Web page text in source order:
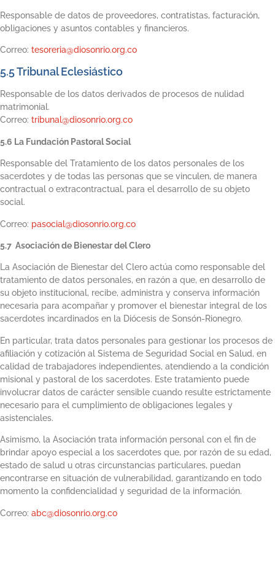
Responsable de datos de proveedores, contratistas, facturación,
obligaciones y asuntos contables y financieros.
Correo: tesoreria@diosonrio.org.co
5.5 Tribunal Eclesiástico
Responsable de los datos derivados de procesos de nulidad
matrimonial.
Correo: tribunal@diosonrio.org.co
5.6 La Fundación Pastoral Social
Responsable del Tratamiento de los datos personales de los
sacerdotes y de todas las personas que se vinculen, de manera
contractual o extracontractual, para el desarrollo de su objeto
social.
Correo: pasocial@diosonrio.org.co
5.7 Asociación de Bienestar del Clero
La Asociación de Bienestar del Clero actúa como responsable del
tratamiento de datos personales, en razón a que, en desarrollo de
su objeto institucional, recibe, administra y conserva información
necesaria para acompañar y promover el bienestar integral de los
sacerdotes incardinados en la Diócesis de Sonsón-Rionegro.
En particular, trata datos personales para gestionar los procesos de
afiliación y cotización al Sistema de Seguridad Social en Salud, en
calidad de trabajadores independientes, atendiendo a la condición
misional y pastoral de los sacerdotes. Este tratamiento puede
involucrar datos de carácter sensible cuando resulte estrictamente
necesario para el cumplimiento de obligaciones legales y
asistenciales.
Asimismo, la Asociación trata información personal con el fin de
brindar apoyo especial a los sacerdotes que, por razón de su edad,
estado de salud u otras circunstancias particulares, puedan
encontrarse en situación de vulnerabilidad, garantizando en todo
momento la confidencialidad y seguridad de la información.
Correo: abc@diosonrio.org.co